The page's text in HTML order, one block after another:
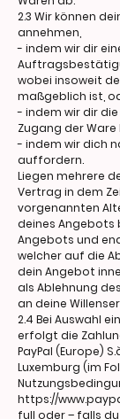
2.3 Wir können
annehmen,
- indem wir dir
wobei insoweit
maßgeblich ist,
- indem wir dir
Zugang der
- indem wir dich
auffordern.
Liegen mehrere
Vertrag in dem
vorgenannten
deines Angebots
Angebots und
welcher auf die
dein Angebot
als Ablehnung
an deine
2.4 Bei Auswahl
erfolgt die
PayPal (Europe)
Luxemburg (im
https://
full oder – falls